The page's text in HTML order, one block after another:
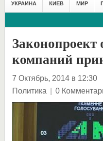
УКРАИНА КИЕВ МИР
Законопроект
компаний
7 Октябрь, 2014 в 12:30
Политика | 0